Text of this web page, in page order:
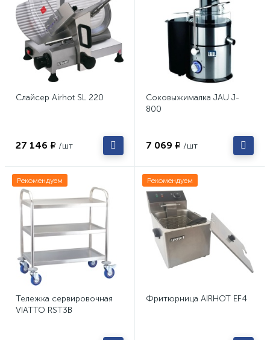
Слайсер Airhot SL 220
27 146 ₽ /шт
Соковыжималка JAU J-
800
7 069 ₽ /шт
Рекомендуем
Тележка сервировочная
VIATTO RST3B
Рекомендуем
Фритюрница AIRHOT EF4